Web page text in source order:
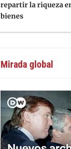
repartir la riqueza
bienes
Mirada global